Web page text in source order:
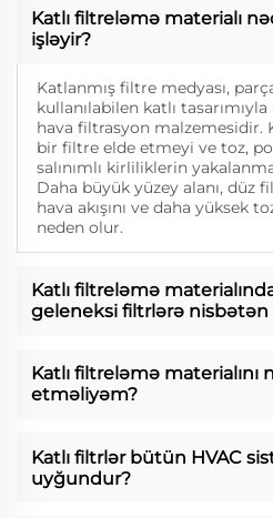
Katlı filtreləmə materialı
işləyir?
Katlanmış filtre medyası,
kullanılabilen katlı
hava filtrasyon malzemesidir.
bir filtre elde etmeyi ve toz,
salınımlı kirliliklerin
Daha büyük yüzey alanı, düz
hava akışını ve daha yüksek
neden olur.
Katlı filtreləmə
geleneksi filtrlərə nisbətən
Katlı filtreləmə materialını
etməliyəm?
Katlı filtrlər bütün HVAC
uyğundur?